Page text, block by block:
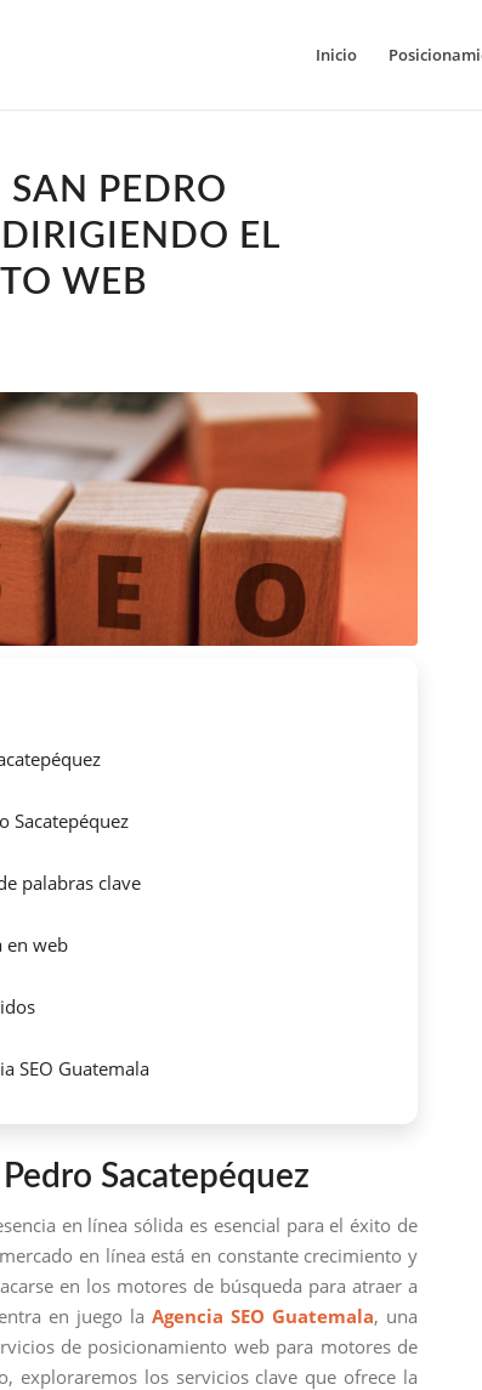
Inicio
SAN PEDRO
EL
WEB
Sacatepéquez
palabras clave
en web
SEO Guatemala
Sacatepéquez
en línea sólida es esencial para el éxito de
en línea está en constante crecimiento y
en los motores de búsqueda para atraer a
en juego la Agencia SEO Guatemala, una
de posicionamiento web para motores de
exploraremos los servicios clave que ofrece la